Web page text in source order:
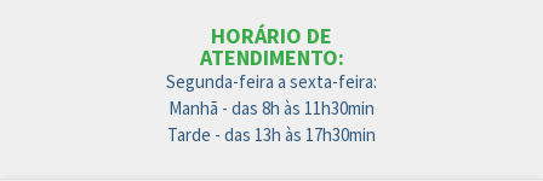
HORÁRIO DE
ATENDIMENTO:
Segunda-feira a sexta-feira:
Manhã - das 8h às 11h30min
Tarde - das 13h às 17h30min